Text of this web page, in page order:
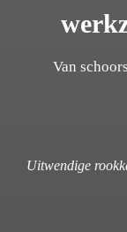
Van
Uitwendige